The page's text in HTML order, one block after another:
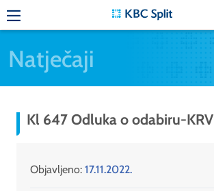
Natječaji
Kl 647 Odluka o odabiru-KRV
Objavljeno: 17.11.2022.